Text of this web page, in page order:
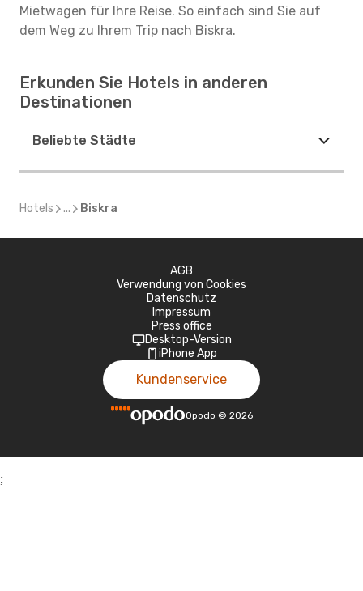
Mietwagen für Ihre Reise. So einfach sind Sie auf
dem Weg zu Ihrem Trip nach Biskra.
Erkunden Sie Hotels in anderen
Destinationen
Beliebte Städte
Hotels ... Biskra
AGB
Verwendung von Cookies
Datenschutz
Impressum
Press office
Desktop-Version
iPhone App
Kundenservice
Opodo © 2026
;